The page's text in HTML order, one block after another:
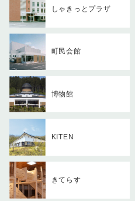
しゃきっとプラザ
町民会館
博物館
KITEN
きてらす